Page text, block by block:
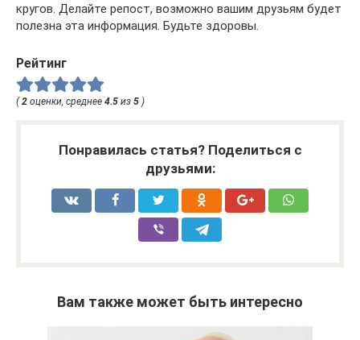
кругов. Делайте репост, возможно вашим друзьям будет
полезна эта информация. Будьте здоровы.
Рейтинг
(2 оценки, среднее 4.5 из 5 )
Понравилась статья? Поделиться с
друзьями:
Вам также может быть интересно